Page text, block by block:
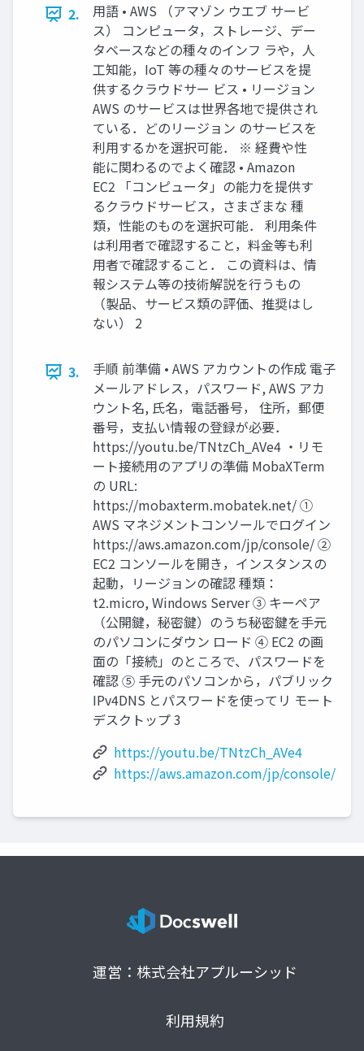
2.
用語 • AWS （アマゾン ウエブ サービ
ス） コンピュータ，ストレージ、デー
タベースなどの種々のインフ ラや，人
工知能，IoT 等の種々のサービスを提
供するクラウドサー ビス • リージョン
AWS のサービスは世界各地で提供され
ている．どのリージョン のサービスを
利用するかを選択可能． ※ 経費や性
能に関わるのでよく確認 • Amazon
EC2 「コンピュータ」の能力を提供す
るクラウドサービス，さまざまな 種
類，性能のものを選択可能． 利用条件
は利用者で確認すること，料金等も利
用者で確認すること． この資料は、情
報システム等の技術解説を行うもの
（製品、サービス類の評価、推奨はし
ない） 2
3.
手順 前準備 • AWS アカウントの作成 電子
メールアドレス，パスワード, AWS アカ
ウント名, 氏名，電話番号， 住所，郵便
番号，支払い情報の登録が必要．
https://youtu.be/TNtzCh_AVe4 ・リモ
ート接続用のアプリの準備 MobaXTerm
の URL:
https://mobaxterm.mobatek.net/ ①
AWS マネジメントコンソールでログイン
https://aws.amazon.com/jp/console/ ②
EC2 コンソールを開き，インスタンスの
起動，リージョンの確認 種類：
t2.micro, Windows Server ③ キーペア
（公開鍵，秘密鍵）のうち秘密鍵を手元
のパソコンにダウン ロード ④ EC2 の画
面の「接続」のところで、パスワードを
確認 ⑤ 手元のパソコンから，パブリック
IPv4DNS とパスワードを使ってリ モート
デスクトップ 3
https://youtu.be/TNtzCh_AVe4
https://aws.amazon.com/jp/console/
運営：株式会社アプルーシッド
利用規約